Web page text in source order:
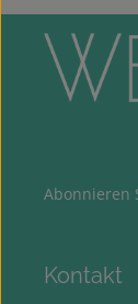
Abonnieren
Kontakt